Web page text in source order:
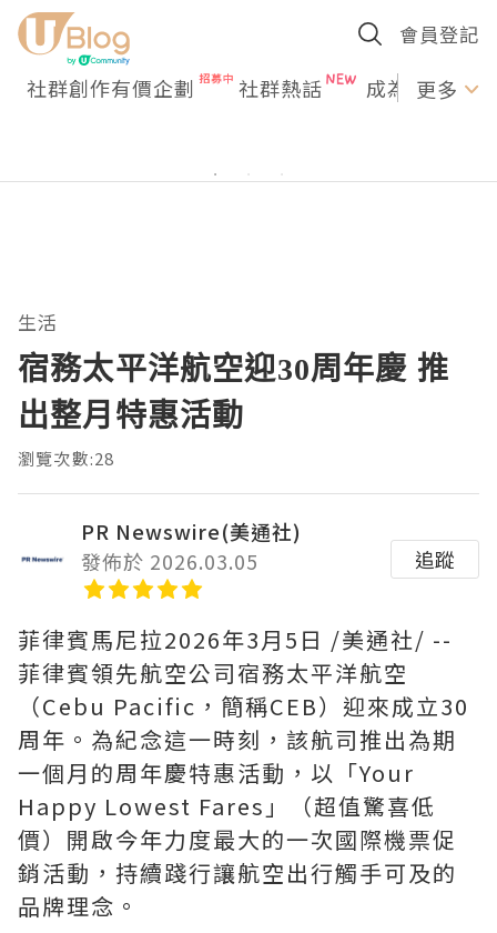
會員登記
社群創作有價企劃 社群熱話 成為U更多
生活
宿務太平洋航空迎30周年慶 推
出整月特惠活動
瀏覽次數:28
PR Newswire(美通社)
發佈於 2026.03.05
追蹤
菲律賓馬尼拉2026年3月5日 /美通社/ --
菲律賓領先航空公司宿務太平洋航空
（Cebu Pacific，簡稱CEB）迎來成立30
周年。為紀念這一時刻，該航司推出為期
一個月的周年慶特惠活動，以「Your
Happy Lowest Fares」（超值驚喜低
價）開啟今年力度最大的一次國際機票促
銷活動，持續踐行讓航空出行觸手可及的
品牌理念。